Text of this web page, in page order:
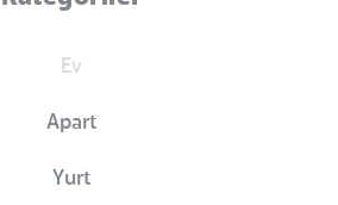
Ev
Apart
Yurt